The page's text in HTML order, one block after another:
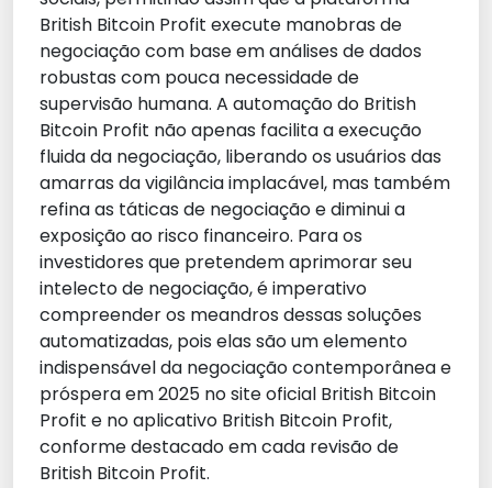
British Bitcoin Profit execute manobras de
negociação com base em análises de dados
robustas com pouca necessidade de
supervisão humana. A automação do British
Bitcoin Profit não apenas facilita a execução
fluida da negociação, liberando os usuários das
amarras da vigilância implacável, mas também
refina as táticas de negociação e diminui a
exposição ao risco financeiro. Para os
investidores que pretendem aprimorar seu
intelecto de negociação, é imperativo
compreender os meandros dessas soluções
automatizadas, pois elas são um elemento
indispensável da negociação contemporânea e
próspera em 2025 no site oficial British Bitcoin
Profit e no aplicativo British Bitcoin Profit,
conforme destacado em cada revisão de
British Bitcoin Profit.